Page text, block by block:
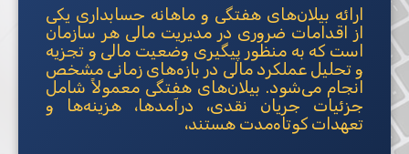
ارائه بیلان‌های هفتگی و ماهانه حسابداری یکی
از اقدامات ضروری در مدیریت مالی هر سازمان
است که به منظور پیگیری وضعیت مالی و تجزیه
و تحلیل عملکرد مالی در بازه‌های زمانی مشخص
انجام می‌شود. بیلان‌های هفتگی معمولاً شامل
جزئیات جریان نقدی، درآمدها، هزینه‌ها و
تعهدات کوتاه‌مدت هستند،